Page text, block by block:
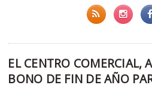
EL CENTRO COMERCIAL,
BONO DE FIN DE AÑO